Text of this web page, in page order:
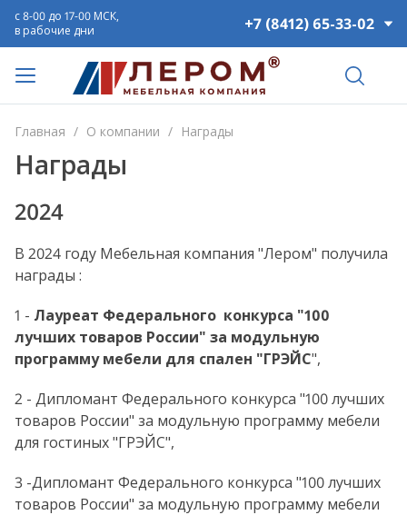
+7 (8412) 65-33-02
с 8-00 до 17-00 МСК,
в рабочие дни
Главная / О компании / Награды
Награды
2024
В 2024 году Мебельная компания "Лером" получила
награды :
1 - Лауреат Федерального конкурса "100
лучших товаров России" за модульную
программу мебели для спален "ГРЭЙС",
2 - Дипломант Федерального конкурса "100 лучших
товаров России" за модульную программу мебели
для гостиных "ГРЭЙС",
3 -Дипломант Федерального конкурса "100 лучших
товаров России" за модульную программу мебели